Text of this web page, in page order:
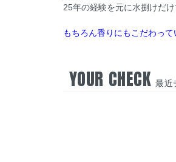
25年の経験を元に水捌けだ
もちろん香りにもこだわっ
YOUR CHECK最近